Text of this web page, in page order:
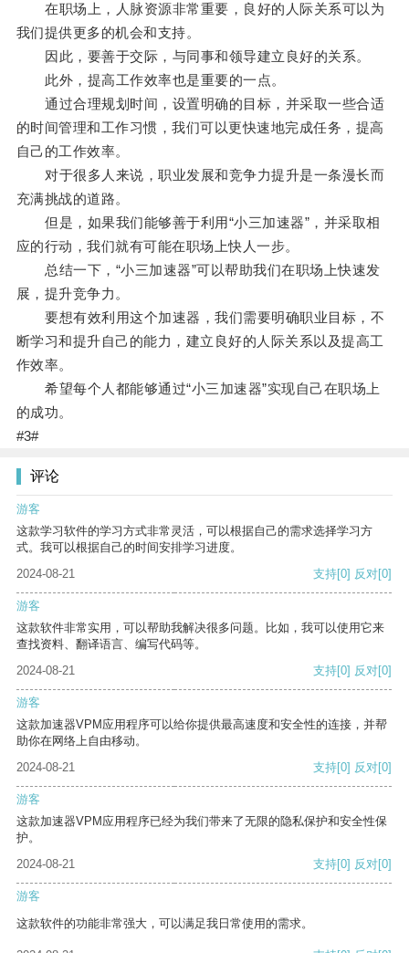
在职场上，人脉资源非常重要，良好的人际关系可以为
我们提供更多的机会和支持。
因此，要善于交际，与同事和领导建立良好的关系。
此外，提高工作效率也是重要的一点。
通过合理规划时间，设置明确的目标，并采取一些合适
的时间管理和工作习惯，我们可以更快速地完成任务，提高
自己的工作效率。
对于很多人来说，职业发展和竞争力提升是一条漫长而
充满挑战的道路。
但是，如果我们能够善于利用“小三加速器”，并采取相
应的行动，我们就有可能在职场上快人一步。
总结一下，“小三加速器”可以帮助我们在职场上快速发
展，提升竞争力。
要想有效利用这个加速器，我们需要明确职业目标，不
断学习和提升自己的能力，建立良好的人际关系以及提高工
作效率。
希望每个人都能够通过“小三加速器”实现自己在职场上
的成功。
#3#
评论
游客
这款学习软件的学习方式非常灵活，可以根据自己的需求选择学习方
式。我可以根据自己的时间安排学习进度。
2024-08-21
支持[0] 反对[0]
游客
这款软件非常实用，可以帮助我解决很多问题。比如，我可以使用它来
查找资料、翻译语言、编写代码等。
2024-08-21
支持[0] 反对[0]
游客
这款加速器VPM应用程序可以给你提供最高速度和安全性的连接，并帮
助你在网络上自由移动。
2024-08-21
支持[0] 反对[0]
游客
这款加速器VPM应用程序已经为我们带来了无限的隐私保护和安全性保
护。
2024-08-21
支持[0] 反对[0]
游客
这款软件的功能非常强大，可以满足我日常使用的需求。